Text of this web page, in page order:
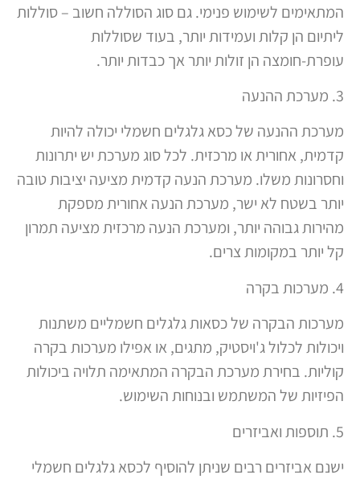
המתאימים לשימוש פנימי. גם סוג הסוללה חשוב – סוללות
ליתיום הן קלות ועמידות יותר, בעוד שסוללות
עופרת-חומצה הן זולות יותר אך כבדות יותר.
מערכת ההנעה של כסא גלגלים חשמלי יכולה להיות
קדמית, אחורית או מרכזית. לכל סוג מערכת יש יתרונות
וחסרונות משלו. מערכת הנעה קדמית מציעה יציבות טובה
יותר בשטח לא ישר, מערכת הנעה אחורית מספקת
מהירות גבוהה יותר, ומערכת הנעה מרכזית מציעה תמרון
קל יותר במקומות צרים.
מערכות הבקרה של כסאות גלגלים חשמליים משתנות
ויכולות לכלול ג'ויסטיק, מתגים, או אפילו מערכות בקרה
קוליות. בחירת מערכת הבקרה המתאימה תלויה ביכולות
הפיזיות של המשתמש ובנוחות השימוש.
ישנם אביזרים רבים שניתן להוסיף לכסא גלגלים חשמלי